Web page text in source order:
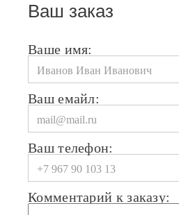
Ваш заказ
Ваше имя:
Ваш емайл:
Ваш телефон:
Комментарий к заказу: